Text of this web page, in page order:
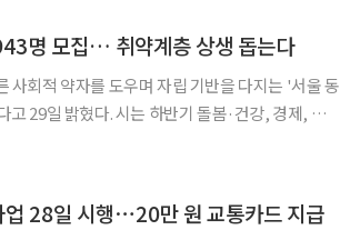
명 모집… 취약계층 상생 돕는다
사회적 약자를 도우며 자립 기반을 다지는 '서울 동
기 돌봄·건강, 경제, 사회
업 28일 시행⋯20만 원 교통카드 지급